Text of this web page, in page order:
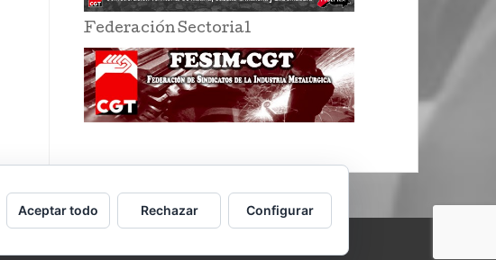
Federación Sectorial
Aceptar todo Rechazar Configurar